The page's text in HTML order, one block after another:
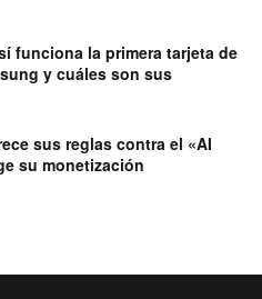
funciona la primera tarjeta de
y cuáles son sus
sus reglas contra el «AI
su monetización